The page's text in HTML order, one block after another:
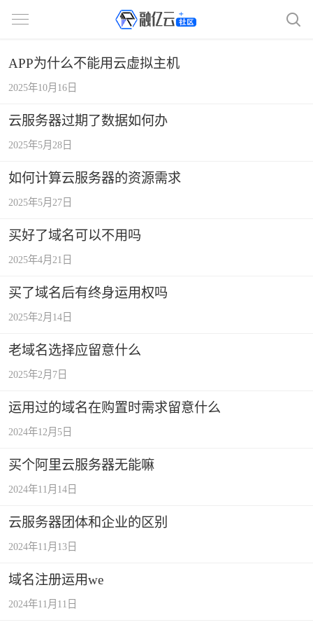
APP为什么不能用云虚拟主机
2025年10月16日
云服务器过期了数据如何办
2025年5月28日
如何计算云服务器的资源需求
2025年5月27日
买好了域名可以不用吗
2025年4月21日
买了域名后有终身运用权吗
2025年2月14日
老域名选择应留意什么
2025年2月7日
运用过的域名在购置时需求留意什么
2024年12月5日
买个阿里云服务器无能嘛
2024年11月14日
云服务器团体和企业的区别
2024年11月13日
域名注册运用we
2024年11月11日